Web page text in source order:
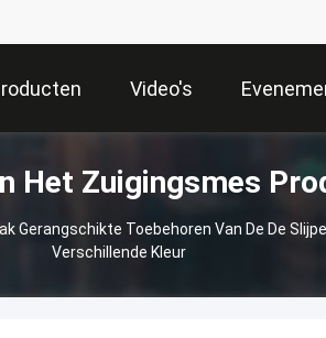
Video's
Het Zuigingsmes
Gerangschikte Toebehoren Van De De
Verschillende Kleur